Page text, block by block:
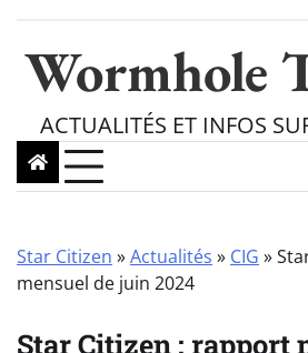
content
Wormhole
ACTUALITÉS ET INFOS
Star Citizen »Actualités » CIG »
mensuel de juin 2024
Star Citizen : rapport